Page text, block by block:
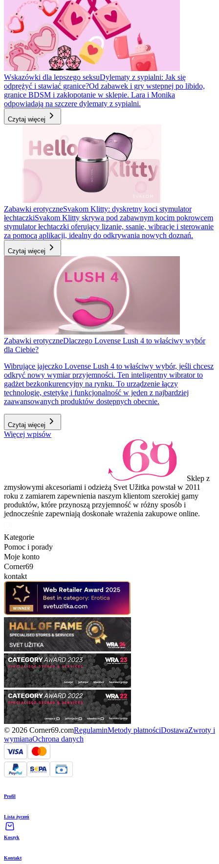
Wskazówki dla lepszego seksuDylematy z sypialni: Jak się
odprężyć i stawiać granice?Od zabawek i gry wstępnej po libido,
granice BDSM i zakłopotanie w sklepie. Lara i Monika
odpowiadają na szczere dylematy z sypialni.
Czytaj więcej
Zabawki erotyczneSvakom Klitty: dyskretny koci stymulator
łechtaczkiSvakom Klitty skrywa pod zabawnym kocim pokrowcem
stymulator łechtaczki oferujący lizanie, ssanie, wibracje i sterowanie
za pomocą aplikacji, idealny do odkrywania nowych doznań.
Czytaj więcej
Zabawki erotyczneDlaczego Lovense Lush 4 to właściwy wybór
dla Ciebie?
Wibrujące jajeczko Lovense Lush 4 to właściwy wybór, jeśli chcesz
odkryć nowy wymiar przyjemności. Ten inteligentny wibrator to
gadżet bezkonkurencyjny na rynku. To urządzenie łączy
technologię, estetykę i funkcjonalność w jeden z najbardziej
zaawansowanych produktów dostępnych obecnie.
Czytaj więcej
Więcej wpisów
Sklep z
zmysłowymi akcesoriami i odzieżą Svet Užitka powstał w 2011
roku z zamiarem zapewnienia naszym klientom szerokiej gamy
produktów, które przynoszą przyjemność w różny sposób i
jednocześnie zapewniają doskonałe wrażenia zakupowe online.
Kategorie
Pomoc i porady
Moje konto
Corner69
kontakt
© 2026 Corner69.comRegulaminMetody płatnościDostawaZwroty i
wymianaOchrona danych
Profil
Lista życzeń
Koszyk
Kontakt